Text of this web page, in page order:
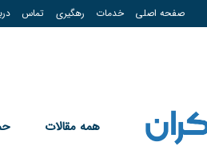
صفحه اصلی خدمات رهگیری تماس
همه مقالات